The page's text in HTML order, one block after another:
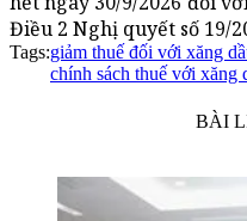
Điều 2 Nghị quyết số 19/
Tags:giảm thuế đối với xăng
chính sách thuế với xăng
BÀI